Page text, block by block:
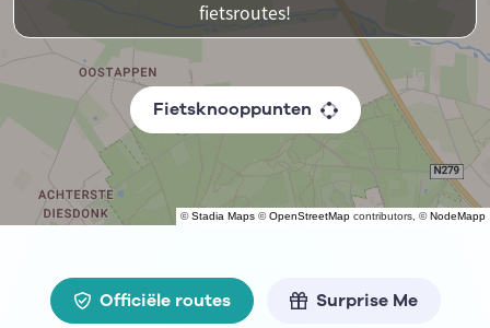
©Stadia Maps ©OpenStreetMap contributors, ©NodeMapp
fietsroutes!
Fietsknooppunten
Officiële routes Surprise Me